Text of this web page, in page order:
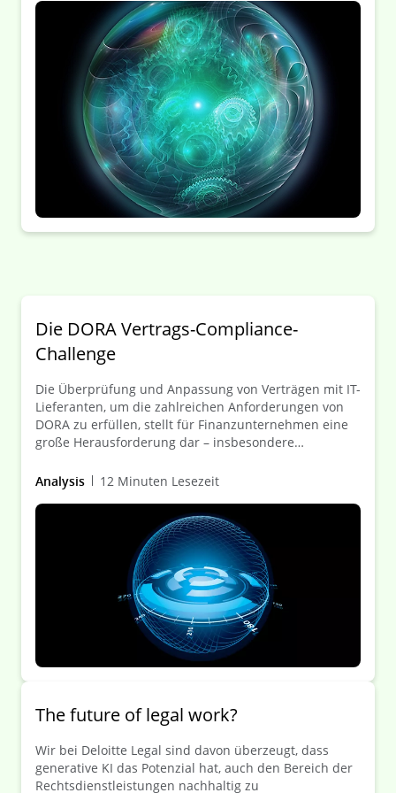
Die DORA Vertrags-Compliance-
Challenge
Die Überprüfung und Anpassung von Verträgen mit IT-
Lieferanten, um die zahlreichen Anforderungen von
DORA zu erfüllen, stellt für Finanzunternehmen eine
große Herausforderung dar – insbesondere
effizienter, systematischer und digitaler
Reviewprozess ist der Schlüssel zur Gewährleistung
einer DORA-konformen Vertragslandschaft.
Analysis 12 Minuten Lesezeit
The future of legal work?
Wir bei Deloitte Legal sind davon überzeugt, dass
generative KI das Potenzial hat, auch den Bereich der
Rechtsdienstleistungen nachhaltig zu